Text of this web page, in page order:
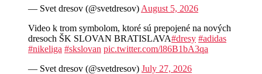
— Svet dresov (@svetdresov) August 5, 2026
Video k trom symbolom, ktoré sú prepojené na nových
dresoch ŠK SLOVAN BRATISLAVA#dresy #adidas
#nikeliga #skslovan pic.twitter.com/l86B1bA3qa
— Svet dresov (@svetdresov) July 27, 2026